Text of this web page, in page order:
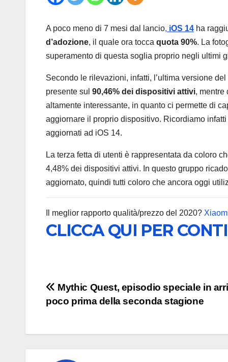
A poco meno di 7 mesi dal lancio, iOS 14 ha
d’adozione, il quale ora tocca quota 90%. La
superamento di questa soglia proprio negli ultimi
Secondo le rilevazioni, infatti, l’ultima versione
presente sul 90,46% dei dispositivi attivi, mentre
altamente interessante, in quanto ci permette di
aggiornare il proprio dispositivo. Ricordiamo
aggiornati ad iOS 14.
La terza fetta di utenti è rappresentata da coloro
4,48% dei dispositivi attivi. In questo gruppo
aggiornato, quindi tutti coloro che ancora oggi
Il meglior rapporto qualità/prezzo del 2020?
CLICCA QUI PER
Navigazione
articoli
Mythic Quest, episodio speciale in
poco prima della seconda stagione